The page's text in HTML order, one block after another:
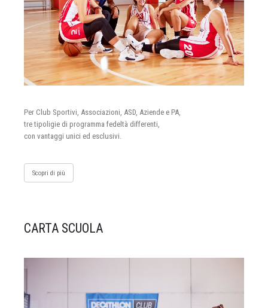
Per Club Sportivi, Associazioni, ASD, Aziende e PA,
tre tipoligie di programma fedeltà differenti,
con vantaggi unici ed esclusivi.
Scopri di più
CARTA SCUOLA